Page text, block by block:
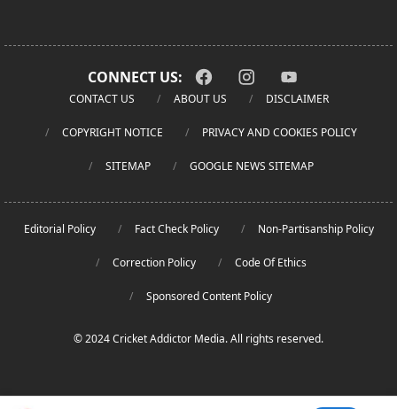
CONNECT US:
CONTACT US ABOUT US DISCLAIMER
COPYRIGHT NOTICE PRIVACY AND COOKIES POLICY
SITEMAP GOOGLE NEWS SITEMAP
Editorial Policy Fact Check Policy Non-Partisanship Policy
Correction Policy Code Of Ethics
Sponsored Content Policy
© 2024 Cricket Addictor Media. All rights reserved.